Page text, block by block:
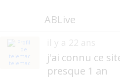
ABLive
telemac
il y a 22 ans
j'ai connu ce
presque 1 an